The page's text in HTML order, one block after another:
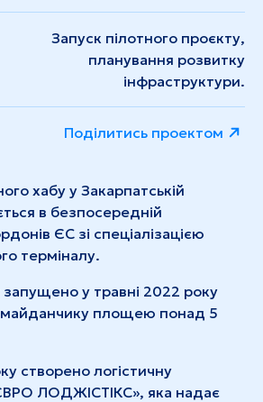
Запуск пілотного проєкту,
планування розвитку
інфраструктури.
Поділитись проектом
хабу y Закарпатській
в безпосередній
ЄС зі спеціалізацією
терміналу.
у травні 2022 року
майданчику площею понад 5
створено логістичну
ЛОДЖІСТІКС», яка надає